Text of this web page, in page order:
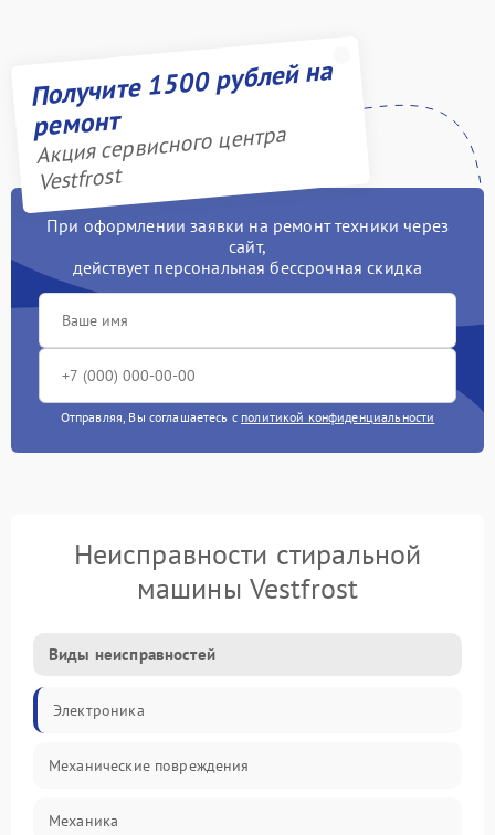
Получите 1500 рублей на
ремонт
Акция сервисного центра
Vestfrost
При оформлении заявки на ремонт техники через
сайт,
действует персональная бессрочная скидка
Отправляя, Вы соглашаетесь с политикой конфиденциальности
Неисправности стиральной
машины Vestfrost
Виды неисправностей
Электроника
Механические повреждения
Механика